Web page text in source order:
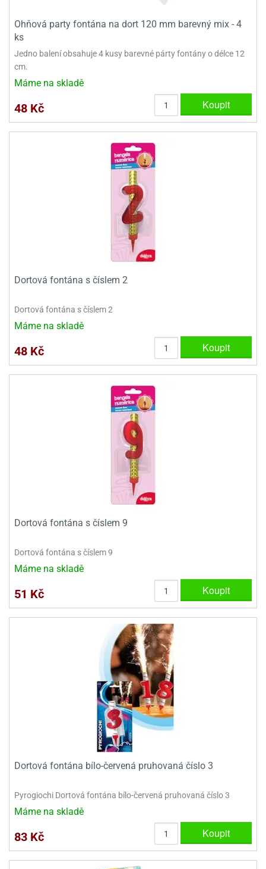
Ohňová party fontána na dort 120 mm barevný mix - 4
ks
Jedno balení obsahuje 4 kusy barevné párty fontány o délce 12
cm.
Máme na skladě
48 Kč Koupit
Dortová fontána s číslem 2
Dortová fontána s číslem 2
Máme na skladě
48 Kč Koupit
Dortová fontána s číslem 9
Dortová fontána s číslem 9
Máme na skladě
51 Kč Koupit
Dortová fontána bílo-červená pruhovaná číslo 3
Pyrogiochi Dortová fontána bílo-červená pruhovaná číslo 3
Máme na skladě
83 Kč Koupit